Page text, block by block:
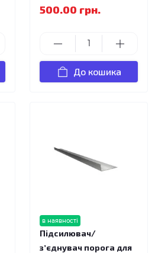
500.00 грн.
До кошика
в наявності
Підсилювач/
зʼєднувач порога для